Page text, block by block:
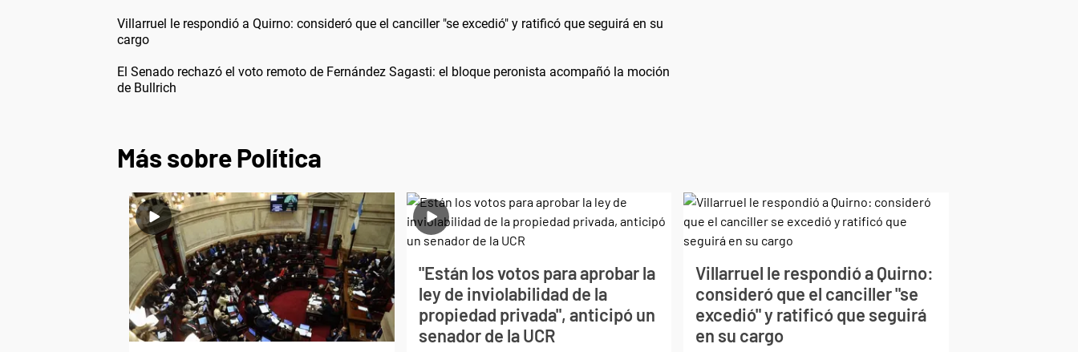
Villarruel le respondió a Quirno: consideró que el canciller "se excedió" y ratificó que seguirá en su
cargo
El Senado rechazó el voto remoto de Fernández Sagasti: el bloque peronista acompañó la moción
de Bullrich
Más sobre Política
"Están los votos para aprobar la
ley de inviolabilidad de la
propiedad privada", anticipó un
senador de la UCR
Villarruel le respondió a Quirno:
consideró que el canciller "se
excedió" y ratificó que seguirá
en su cargo